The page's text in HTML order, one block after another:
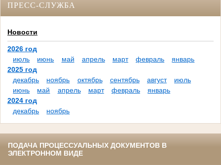
ПРЕСС-СЛУЖБА
Новости
2026 год
июль
июнь май апрель март февраль
январь
2025 год
декабрь
ноябрь октябрь сентябрь август
июль
июнь
май апрель март февраль
январь
2024 год
декабрь
ноябрь
ПОДАЧА ПРОЦЕССУАЛЬНЫХ ДОКУМЕНТОВ В
ЭЛЕКТРОННОМ ВИДЕ